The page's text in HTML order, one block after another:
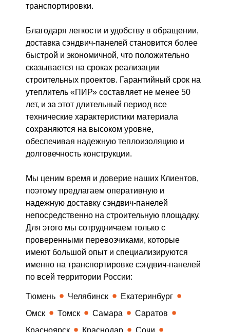
транспортировки.
Благодаря легкости и удобству в обращении,
доставка сэндвич-панелей становится более
быстрой и экономичной, что положительно
сказывается на сроках реализации
строительных проектов. Гарантийный срок на
утеплитель «ПИР» составляет не менее 50
лет, и за этот длительный период все
технические характеристики материала
сохраняются на высоком уровне,
обеспечивая надежную теплоизоляцию и
долговечность конструкции.
Мы ценим время и доверие наших Клиентов,
поэтому предлагаем оперативную и
надежную доставку сэндвич-панелей
непосредственно на строительную площадку.
Для этого мы сотрудничаем только с
проверенными перевозчиками, которые
имеют большой опыт и специализируются
именно на транспортировке сэндвич-панелей
по всей территории России:
Тюмень Челябинск
Екатеринбург
Омск
Томск Самара
Саратов
Красноярск
Краснодар Сочи